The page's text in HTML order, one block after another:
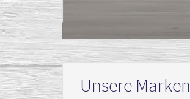
Unsere Marken